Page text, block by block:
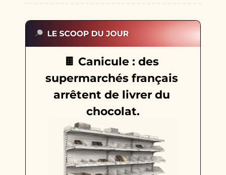
🍫 Canicule : des
supermarchés français
arrêtent de livrer du
chocolat.